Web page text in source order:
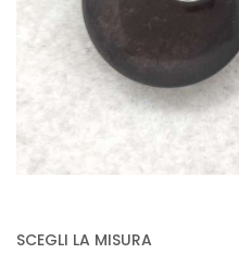
SCEGLI LA MISURA